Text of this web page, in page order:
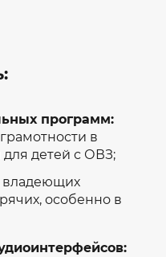
программ:
в
детей с ОВЗ;
владеющих
особенно в